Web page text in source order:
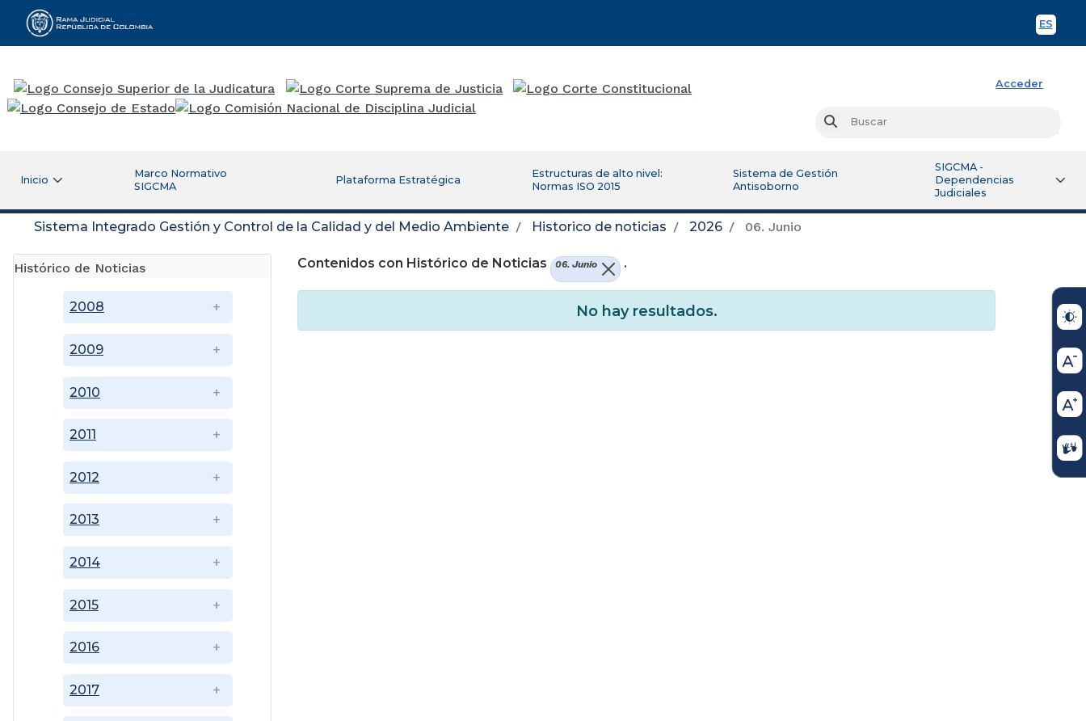
ES
Rama Judicial
Acceder
Buscar
Inicio
Marco Normativo
SIGCMA
Plataforma Estratégica
Estructuras de alto nivel:
Normas ISO 2015
Sistema de Gestión
Antisoborno
SIGCMA -
Dependencias
Judiciales
Sistema Integrado Gestión y Control de la Calidad y del Medio Ambiente Historico de noticias 2026 06. Junio
Histórico de Noticias
2008
2009
2010
2011
2012
2013
2014
2015
2016
2017
Contenidos con Histórico de Noticias 06. Junio .
No hay resultados.